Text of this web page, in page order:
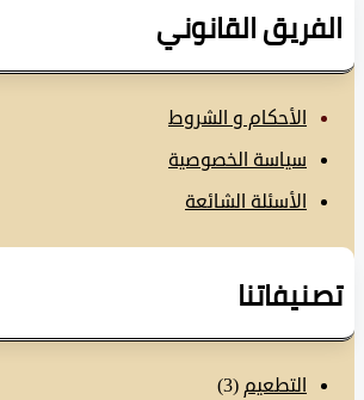
القانوني
الأحكام و الشروط
سياسة الخصوصية
الأسئلة الشائعة
التطعيم(3)